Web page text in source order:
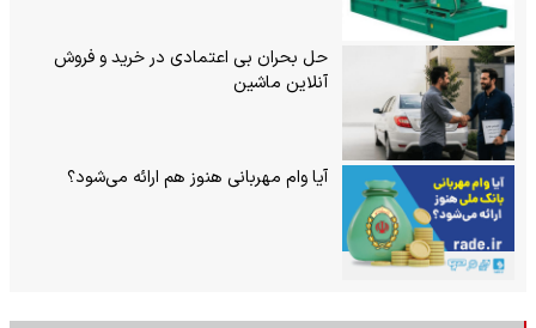
حل بحران بی‌ اعتمادی در خرید و فروش
آنلاین ماشین
آیا وام مهربانی هنوز هم ارائه می‌شود؟